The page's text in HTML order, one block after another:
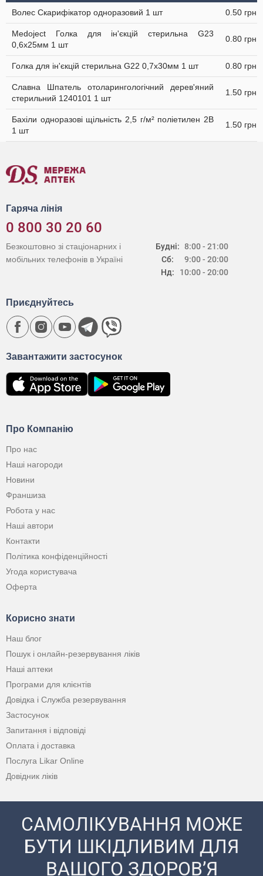
Волес Скарифікатор одноразовий 1 шт 0.50 грн
Medoject Голка для ін'єкцій стерильна G23
0,6х25мм 1 шт
0.80 грн
Голка для ін'єкцій стерильна G22 0,7х30мм 1 шт 0.80 грн
Славна Шпатель отоларингологічний дерев'яний
стерильний 1240101 1 шт
1.50 грн
Бахіли одноразові щільність 2,5 г/м² поліетилен 2В
1 шт
1.50 грн
Гаряча лінія
0 800 30 20 60
Будні:
Сб:
Нд:
8:00 - 21:00
9:00 - 20:00
10:00 - 20:00
Безкоштовно зі стаціонарних і
мобільних телефонів в Україні
Про Компанію
Про нас
Наші нагороди
Новини
Франшиза
Робота у нас
Наші автори
Контакти
Політика конфіденційності
Угода користувача
Оферта
Корисно знати
Наш блог
Пошук і онлайн-резервування ліків
Наші аптеки
Програми для клієнтів
Довідка і Служба резервування
Застосунок
Запитання і відповіді
Оплата і доставка
Послуга Likar Online
Довідник ліків
Завантажити застосунок
Приєднуйтесь
САМОЛІКУВАННЯ МОЖЕ
БУТИ ШКІДЛИВИМ ДЛЯ
ВАШОГО ЗДОРОВ’Я